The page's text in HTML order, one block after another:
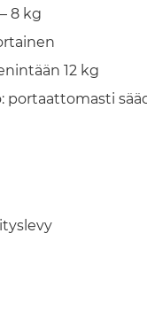
8 kg
12 kg
portaattomasti